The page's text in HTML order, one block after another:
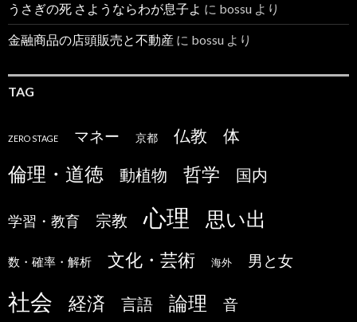
うさぎの死 さようならわが息子よ に bossu より
金融商品の店頭販売と不動産 に bossu より
TAG
ZERO STAGE マネー 京都 仏教 体
倫理・道徳 動植物 哲学 国内
学習・教育 宗教 心理 思い出
数・確率・解析 文化・芸術 海外 男と女
社会 経済 言語 論理 音